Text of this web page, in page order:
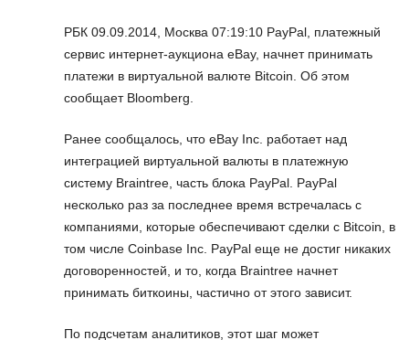
РБК 09.09.2014, Москва 07:19:10 PayPal, платежный
сервис интернет-аукциона eBay, начнет принимать
платежи в виртуальной валюте Bitcoin. Об этом
сообщает Bloomberg.
Ранее сообщалось, что eBay Inc. работает над
интеграцией виртуальной валюты в платежную
систему Braintree, часть блока PayPal. PayPal
несколько раз за последнее время встречалась с
компаниями, которые обеспечивают сделки с Bitcoin, в
том числе Coinbase Inc. PayPal еще не достиг никаких
договоренностей, и то, когда Braintree начнет
принимать биткоины, частично от этого зависит.
По подсчетам аналитиков, этот шаг может